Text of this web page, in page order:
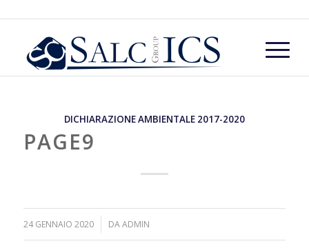
DICHIARAZIONE AMBIENTALE 2017-2020
PAGE9
24 GENNAIO 2020 DAADMIN